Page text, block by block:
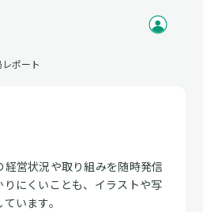
ポート
営状況や取り組みを随時発信
にくいことも、イラストや写
います。